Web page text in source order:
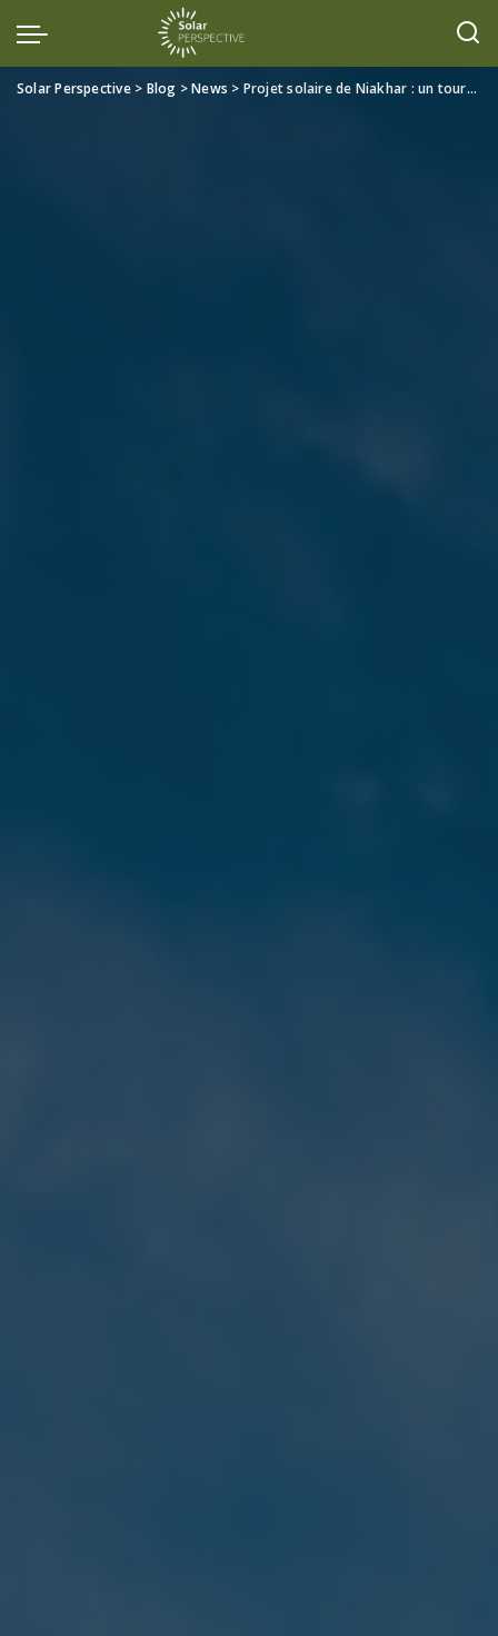
Solar Perspective> Blog >News > Projet solaire de Niakhar : un tournant historique pour la souveraineté énergétique du Sénégal